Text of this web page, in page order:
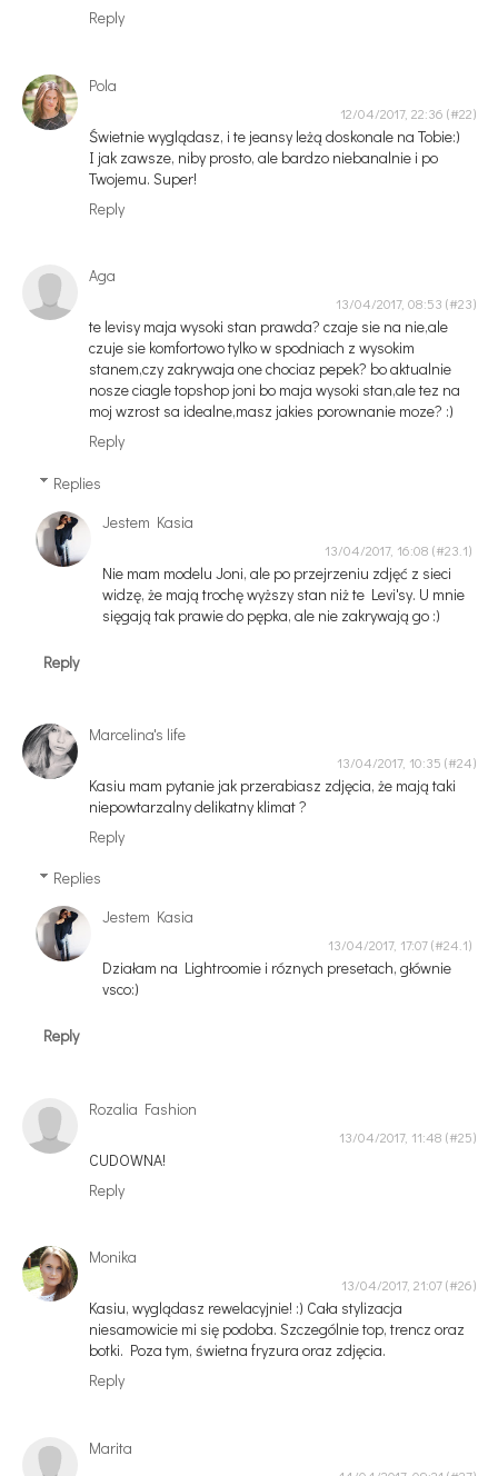
Reply
Pola
12/04/2017, 22:36
Świetnie wyglądasz, i te jeansy leżą doskonale na Tobie:)
I jak zawsze, niby prosto, ale bardzo niebanalnie i po
Twojemu. Super!
Reply
Aga
13/04/2017, 08:53
te levisy maja wysoki stan prawda? czaje sie na nie,ale
czuje sie komfortowo tylko w spodniach z wysokim
stanem,czy zakrywaja one chociaz pepek? bo aktualnie
nosze ciagle topshop joni bo maja wysoki stan,ale tez na
moj wzrost sa idealne,masz jakies porownanie moze? :)
Reply
Replies
Jestem Kasia
13/04/2017, 16:08
Nie mam modelu Joni, ale po przejrzeniu zdjęć z sieci
widzę, że mają trochę wyższy stan niż te Levi'sy. U mnie
sięgają tak prawie do pępka, ale nie zakrywają go :)
Reply
Marcelina's life
13/04/2017, 10:35
Kasiu mam pytanie jak przerabiasz zdjęcia, że mają taki
niepowtarzalny delikatny klimat ?
Reply
Replies
Jestem Kasia
13/04/2017, 17:07
Działam na Lightroomie i róznych presetach, głównie
vsco:)
Reply
Rozalia Fashion
13/04/2017, 11:48
CUDOWNA!
Reply
Monika
13/04/2017, 21:07
Kasiu, wyglądasz rewelacyjnie! :) Cała stylizacja
niesamowicie mi się podoba. Szczególnie top, trencz oraz
botki. Poza tym, świetna fryzura oraz zdjęcia.
Reply
Marita